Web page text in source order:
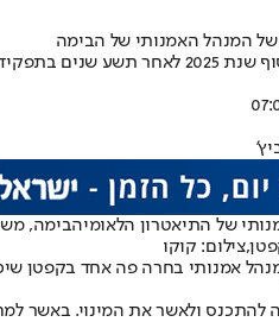
המנהל האמנותי של הבימה
משה נאור וניצה בן צבי
של התיאטרון הלאומיהבימה, משה
קוקו
אמנותי בחרה פה אחד בקפטן
להתכנס ולאשר את המינוי. באשר